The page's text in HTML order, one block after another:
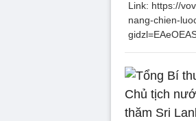
Link: https://
nang-chien-